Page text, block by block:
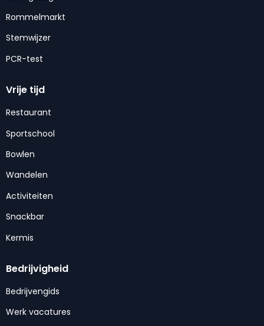
Rommelmarkt
Stemwijzer
PCR-test
Vrije tijd
Restaurant
Sportschool
Bowlen
Wandelen
Activiteiten
Snackbar
Kermis
Bedrijvigheid
Bedrijvengids
Werk vacatures